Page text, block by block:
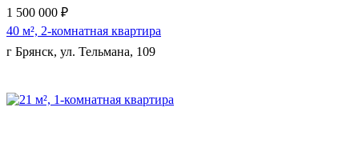
1 500 000 ₽
40 м², 2-комнатная квартира
г Брянск, ул. Тельмана, 109